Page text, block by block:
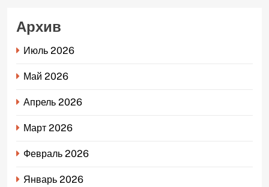
Архив
Июль 2026
Май 2026
Апрель 2026
Март 2026
Февраль 2026
Январь 2026